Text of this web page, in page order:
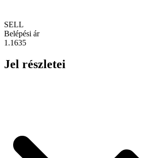
SELL
Belépési ár
1.1635
Jel részletei